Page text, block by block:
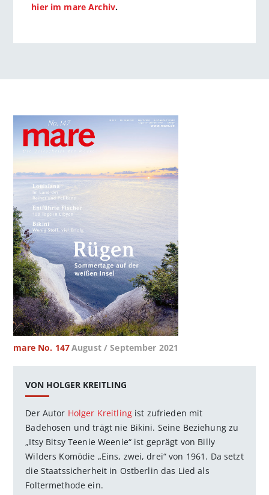
hier im mare Archiv.
mare No. 147August / September 2021
VON HOLGER KREITLING
Der Autor Holger Kreitlingist zufrieden mit
Badehosen und trägt nie Bikini. Seine Beziehung zu
„Itsy Bitsy Teenie Weenie“ ist geprägt von Billy
Wilders Komödie „Eins, zwei, drei“ von 1961. Da setzt
die Staatssicherheit in Ostberlin das Lied als
Foltermethode ein.